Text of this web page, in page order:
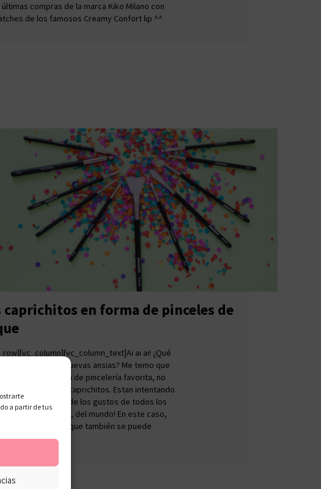
a partir de tus
últimas compras de la marca Kiko Milano con
de los famosos Creamy Confort lip ^^
caprichitos en forma de pinceles de
ai ai! ¿Qué
traigo por aquí? ¿Nuevas ansias? Me temo que
mi marca de pincelería favorita, no
de sacar nuevos caprichitos. Estan intentando
a cada uno de los gustos de todos los
yo diría, del mundo! En este caso,
nuevo lote, creo que también se puede
[…]